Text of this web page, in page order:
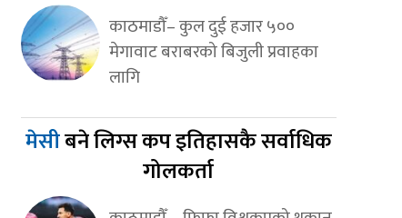
काठमाडौँ– कुल दुई हजार ५००
मेगावाट बराबरको बिजुली प्रवाहका
लागि
मेसीबने लिग्स कप इतिहासकै सर्वाधिक
गोलकर्ता